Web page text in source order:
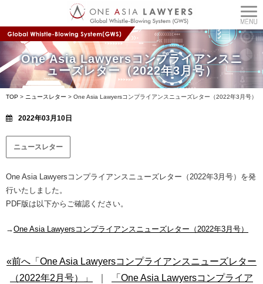
One Asia Lawyersコンプライアンスニ
ューズレター（2022年3月号）
TOP > ニュースレター > One Asia Lawyersコンプライアンスニューズレター（2022年3月号）
2022年03月10日
ニュースレター
One Asia Lawyersコンプライアンスニューズレター（2022年3月号）を発
行いたしました。
PDF版は以下からご確認ください。
→One Asia Lawyersコンプライアンスニューズレター（2022年3月号）
«前へ「One Asia Lawyersコンプライアンスニューズレター
（2022年2月号）」
「One Asia Lawyersコンプライア